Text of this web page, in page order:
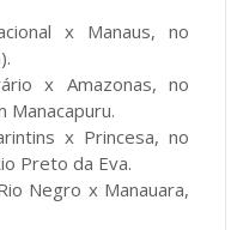
x Manaus, no
x Amazonas, no
x Princesa, no
Preto da Eva.
Negro x Manauara,